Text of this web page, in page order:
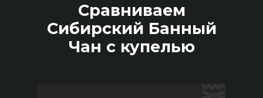
Сравниваем
Сибирский Банный
Чан с купелью